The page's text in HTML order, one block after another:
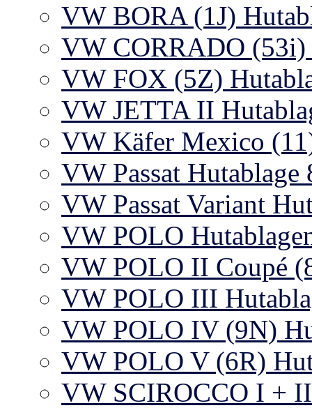
VW BORA (1J)
VW CORRADO (53i)
VW FOX (5Z)
VW JETTA II
VW Käfer Mexico
VW Passat Hutablage
VW Passat Variant
VW POLO
VW POLO II Coupé
VW POLO III
VW POLO IV (9N)
VW POLO V (6R)
VW SCIROCCO I +